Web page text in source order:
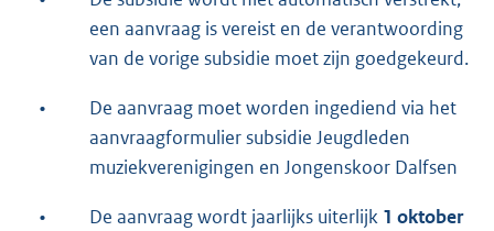
een aanvraag is vereist en de verantwoording
van de vorige subsidie moet zijn goedgekeurd.
•
De aanvraag moet worden ingediend via het
aanvraagformulier subsidie Jeugdleden
muziekverenigingen en Jongenskoor Dalfsen
• De aanvraag wordt jaarlijks uiterlijk 1 oktober